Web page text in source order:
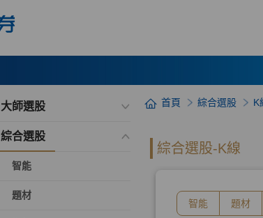
大師選股
綜合選股
智能
題材
首頁 綜合選股 K